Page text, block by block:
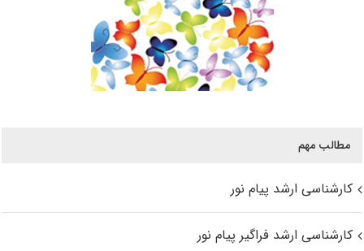
مطالب مهم
کارشناسی ارشد پیام نور
کارشناسی ارشد فراگیر پیام نور